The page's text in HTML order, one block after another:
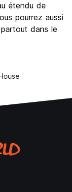
étendu de
pourrez aussi
dans le